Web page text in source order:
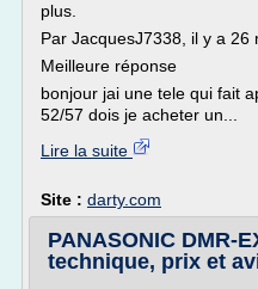
plus.
Par JacquesJ7338, il y a 26
Meilleure réponse
bonjour jai une tele qui fait
52/57 dois je acheter un...
Lire la suite
Site : darty.com
PANASONIC DMR-
technique, prix et